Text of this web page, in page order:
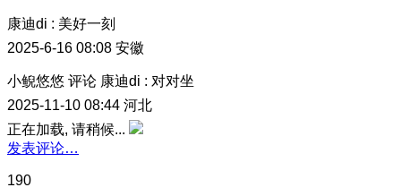
康迪di : 美好一刻
2025-6-16 08:08 安徽
小鲵悠悠 评论 康迪di : 对对坐
2025-11-10 08:44 河北
正在加载, 请稍候...
发表评论…
190